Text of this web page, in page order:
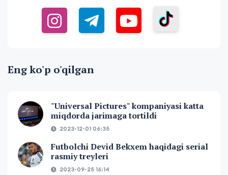
Eng ko'p o'qilgan
"Universal Pictures" kompaniyasi katta
miqdorda jarimaga tortildi
2023-12-01 06:35
Futbolchi Devid Bekxem haqidagi serial
rasmiy treyleri
2023-09-25 16:14